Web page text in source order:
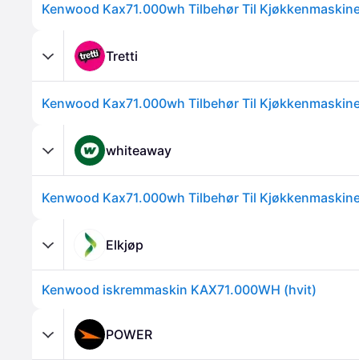
Kenwood Kax71.000wh Tilbehør Til
Tretti
Kenwood Kax71.000wh Tilbehør Til
whiteaway
Kenwood Kax71.000wh Tilbehør Til
Elkjøp
Kenwood iskremmaskin KAX71.000WH (hvit)
POWER